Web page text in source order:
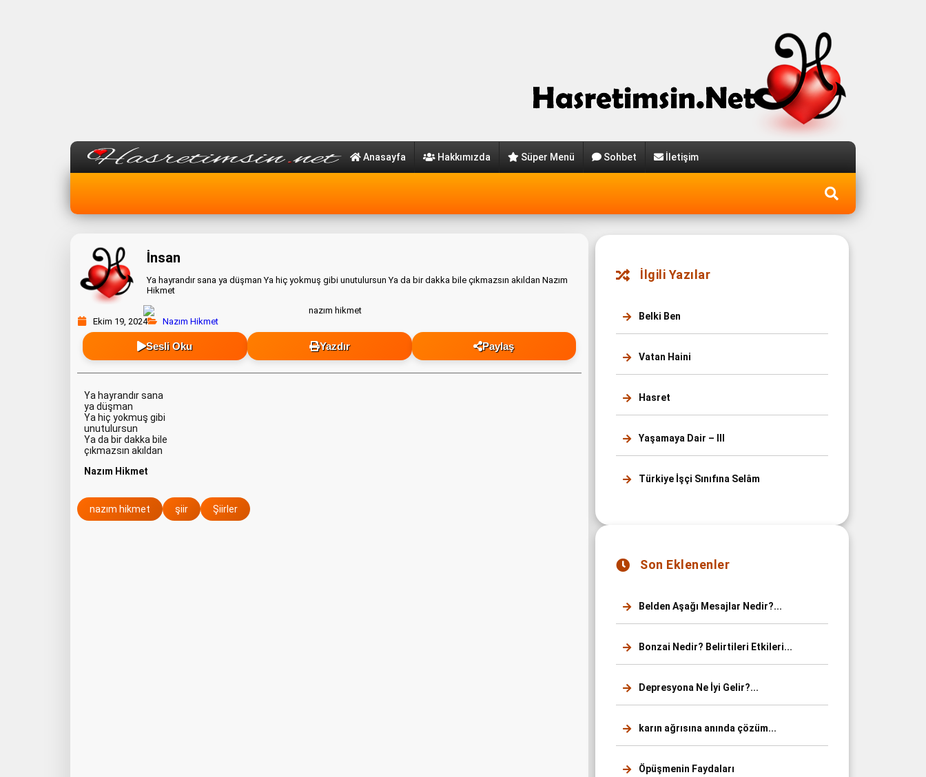
Anasayfa Hakkımızda Süper Menü Sohbet İletişim
İnsan
Ya hayrandır sana ya düşman Ya hiç yokmuş gibi unutulursun Ya da bir dakka bile çıkmazsın akıldan Nazım
Hikmet
Ekim 19, 2024 Nazım Hikmet
Sesli Oku Yazdır Paylaş
Ya hayrandır sana
ya düşman
Ya hiç yokmuş gibi
unutulursun
Ya da bir dakka bile
çıkmazsın akıldan
Nazım Hikmet
nazım hikmet şiir Şiirler
İlgili Yazılar
Belki Ben
Vatan Haini
Hasret
Yaşamaya Dair – III
Türkiye İşçi Sınıfına Selâm
Son Eklenenler
Belden Aşağı Mesajlar Nedir?...
Bonzai Nedir? Belirtileri Etkileri...
Depresyona Ne İyi Gelir?...
karın ağrısına anında çözüm...
Öpüşmenin Faydaları